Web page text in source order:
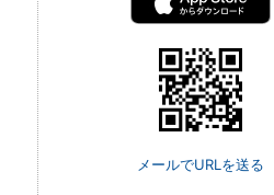
メールでURLを送る